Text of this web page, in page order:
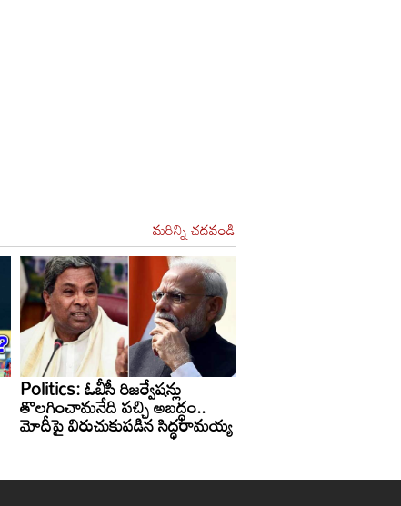
మరిన్ని చదవండి
Politics: ఓబీసీ రిజర్వేషన్లు
తొలగించామనేది పచ్చి అబద్ధం..
మోదీపై విరుచుకుపడిన సిద్ధరామయ్య